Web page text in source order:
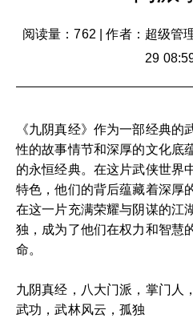
阅读量：762 |作者：超级管
29
《九阴真经》作为一部经典
性的故事情节和深厚的文化底
的永恒经典。在这片武侠世界
特色，他们的背后蕴藏着深厚
在这一片充满荣耀与阴谋的江
独，成为了他们在权力和智慧
命。
九阴真经，八大门派，掌门人
武功，武林风云，孤独